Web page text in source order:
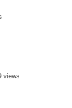
views